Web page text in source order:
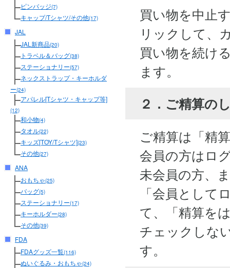
ピンバッジ(7)
キャップ/Tシャツ/その他(17)
JAL
JAL新商品(20)
トラベル＆バッグ(38)
ステーショナリー(57)
ネックストラップ・キーホルダ
ー(24)
アパレル[Tシャツ・キャップ等]
(12)
和小物(4)
タオル(22)
キッズ[TOY/Tシャツ](23)
その他(27)
ANA
おもちゃ(25)
バッグ(5)
ステーショナリー(17)
キーホルダー(28)
その他(39)
FDA
FDAグッズ一覧(116)
ぬいぐるみ・おもちゃ(24)
買い物を中止
リックして、
買い物を続け
ます。
２．ご精算の
ご精算は「精
会員の方はロ
未会員の方、
「会員として
て、「精算を
チェックしな
す。